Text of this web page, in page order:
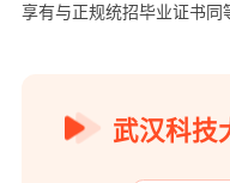
享有与正规统招毕业证书同
武汉科技